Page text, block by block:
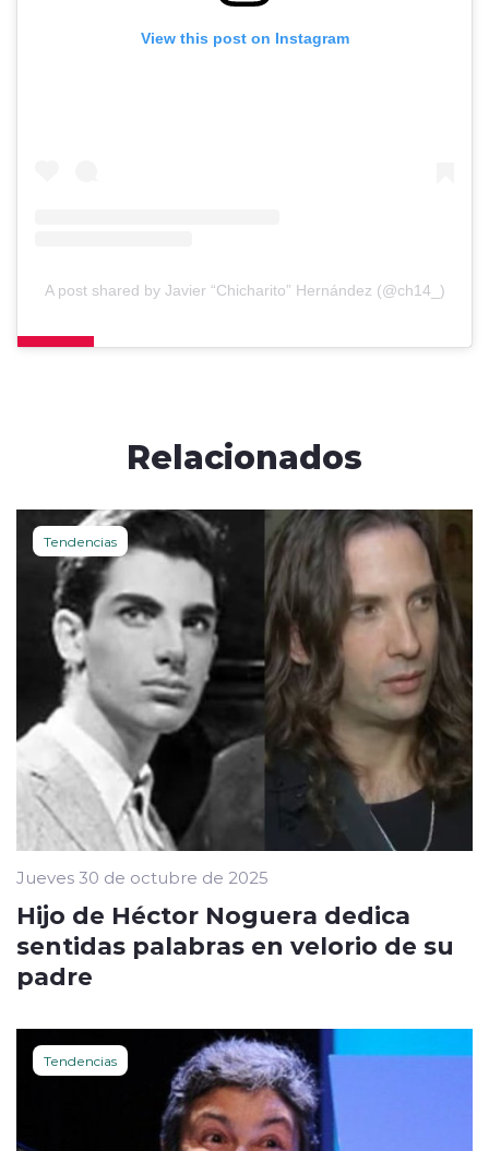
View this post on Instagram
A post shared by Javier “Chicharito” Hernández (@ch14_)
Relacionados
Tendencias
Jueves 30 de octubre de 2025
Hijo de Héctor Noguera dedica
sentidas palabras en velorio de su
padre
Tendencias